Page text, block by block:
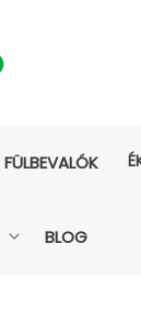
FÜLBEVALÓK
BLOG